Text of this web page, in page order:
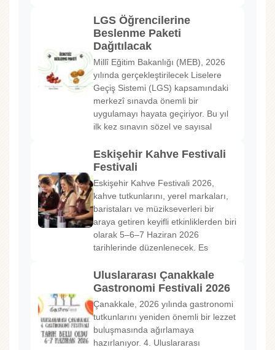
LGS Öğrencilerine
Beslenme Paketi
Dağıtılacak
Millî Eğitim Bakanlığı (MEB), 2026
yılında gerçekleştirilecek Liselere
Geçiş Sistemi (LGS) kapsamındaki
merkezî sınavda önemli bir
uygulamayı hayata geçiriyor. Bu yıl
ilk kez sınavın sözel ve sayısal
Eskişehir Kahve Festivali
Festivali
Eskişehir Kahve Festivali 2026,
kahve tutkunlarını, yerel markaları,
baristaları ve müzikseverleri bir
araya getiren keyifli etkinliklerden biri
olarak 5–6–7 Haziran 2026
tarihlerinde düzenlenecek. Es
Uluslararası Çanakkale
Gastronomi Festivali 2026
Çanakkale, 2026 yılında gastronomi
tutkunlarını yeniden önemli bir lezzet
buluşmasında ağırlamaya
hazırlanıyor. 4. Uluslararası